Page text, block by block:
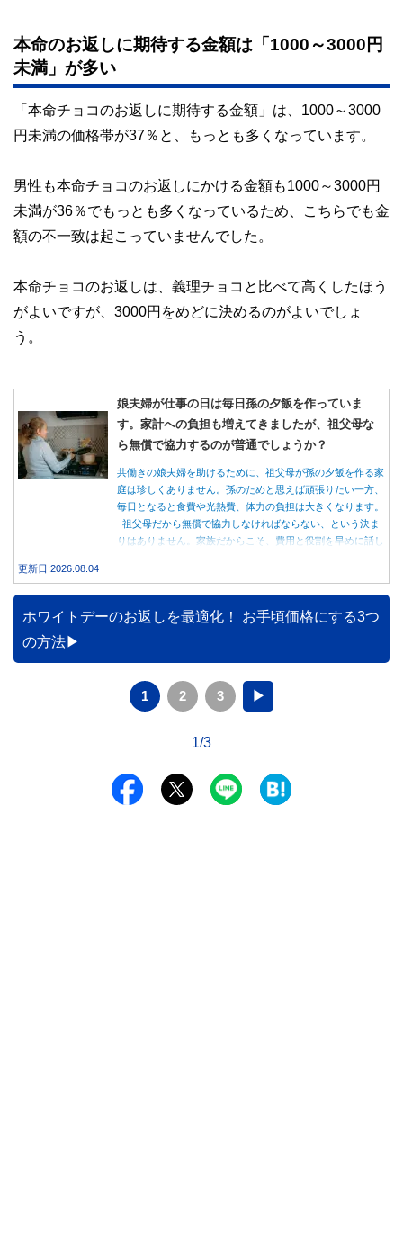
本命のお返しに期待する金額は「1000～3000円
未満」が多い
「本命チョコのお返しに期待する金額」は、1000～3000
円未満の価格帯が37％と、もっとも多くなっています。
男性も本命チョコのお返しにかける金額も1000～3000円
未満が36％でもっとも多くなっているため、こちらでも金
額の不一致は起こっていませんでした。
本命チョコのお返しは、義理チョコと比べて高くしたほう
がよいですが、3000円をめどに決めるのがよいでしょ
う。
娘夫婦が仕事の日は毎日孫の夕飯を作っていま
す。家計への負担も増えてきましたが、祖父母な
ら無償で協力するのが普通でしょうか？
共働きの娘夫婦を助けるために、祖父母が孫の夕飯を作る家
庭は珍しくありません。孫のためと思えば頑張りたい一方、
毎日となると食費や光熱費、体力の負担は大きくなります。
祖父母だから無償で協力しなければならない、という決ま
りはありません。家族だからこそ、費用と役割を早めに話し
更新日:2026.08.04
ホワイトデーのお返しを最適化！ お手頃価格にする3つ
の方法
1 2 3 ▶
1/3